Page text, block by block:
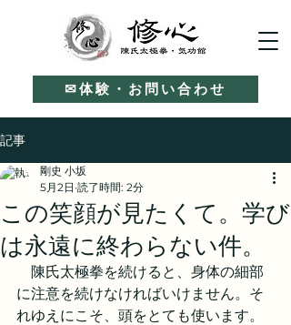
✉体験・お問い合わせ
記事
この笑顔が見たくて。学び
は永遠に終わらない件。
剛史 小坂
5月2日 読了時間: 2分
陳氏太極拳を続けると、身体の細部
に注意を続けなければいけません。そ
れゆえにこそ、頭をとても使います。